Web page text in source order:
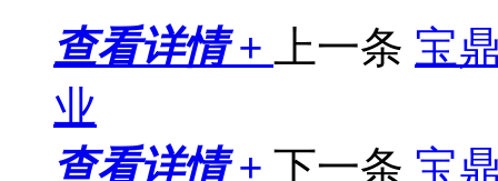
查看详情 +
上一条 宝
业
查看详情 + 下一条 宝